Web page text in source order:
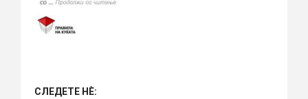
СЛЕДЕТЕ НÈ: